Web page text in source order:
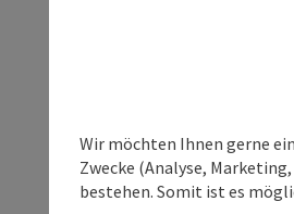
Wir möchten Ihnen gerne
Zwecke (Analyse,
bestehen. Somit ist es